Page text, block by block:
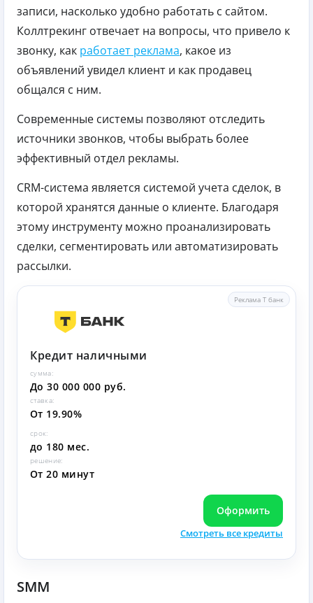
записи, насколько удобно работать с сайтом.
Коллтрекинг отвечает на вопросы, что привело к
звонку, как работает реклама, какое из
объявлений увидел клиент и как продавец
общался с ним.
Современные системы позволяют отследить
источники звонков, чтобы выбрать более
эффективный отдел рекламы.
CRM-система является системой учета сделок, в
которой хранятся данные о клиенте. Благодаря
этому инструменту можно проанализировать
сделки, сегментировать или автоматизировать
рассылки.
Реклама Т банк
Кредит наличными
сумма:
До 30 000 000 руб.
ставка:
От 19.90%
срок:
до 180 мес.
решение:
От 20 минут
Оформить
Смотреть все кредиты
SMM